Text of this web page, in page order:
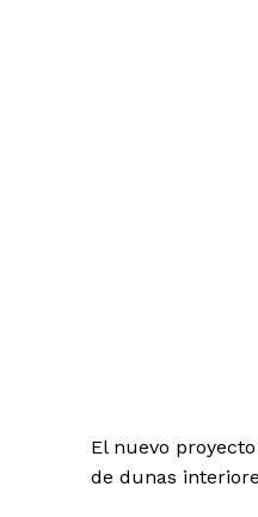
El nuevo
de dunas